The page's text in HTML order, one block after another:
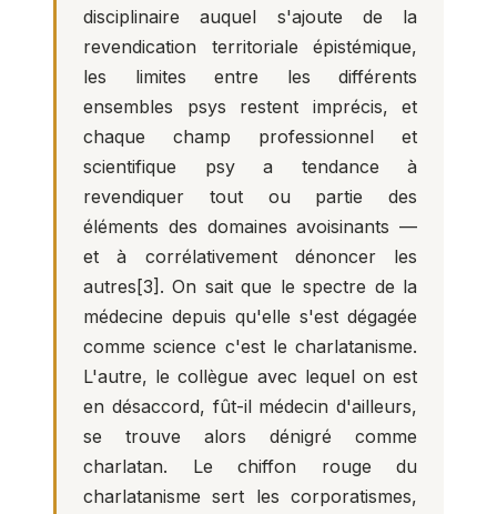
disciplinaire auquel s'ajoute de la
revendication territoriale épistémique,
les limites entre les différents
ensembles psys restent imprécis, et
chaque champ professionnel et
scientifique psy a tendance à
revendiquer tout ou partie des
éléments des domaines avoisinants —
et à corrélativement dénoncer les
autres [3] . On sait que le spectre de la
médecine depuis qu'elle s'est dégagée
comme science c'est le charlatanisme.
L'autre, le collègue avec lequel on est
en désaccord, fût-il médecin d'ailleurs,
se trouve alors dénigré comme
charlatan. Le chiffon rouge du
charlatanisme sert les corporatismes,